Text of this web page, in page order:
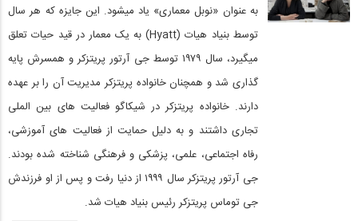
به عنوان «نوبل معماری» یاد میشود. این جایزه که هر سال
توسط بنیاد هیات (Hyatt) به یک معمار در قید حیات تعلق
میگیرد، سال ۱۹۷۹ توسط جی آرتور پریتزکر و همسرش پایه
گذاری شد و همچنان خانواده پریتزکر مدیریت آن را بر عهده
دارند. خانواده پریتزکر در شیکاگو فعالیت های بین الملی
تجاری داشتند و به دلیل حمایت از فعالیت های آموزشی،
رفاه اجتماعی، علمی، پزشکی و فرهنگی شناخته شده بودند.
جی آرتور پریتزکر سال ۱۹۹۹ از دنیا رفت و پس از او فرزندش
جی توماس پریتزکر رئیس بنیاد هیات شد.